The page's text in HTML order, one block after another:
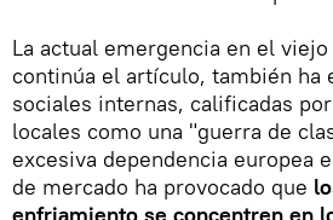
La actual emergencia en el
continúa el artículo, también ha
sociales internas, calificadas
locales como una "guerra de
excesiva dependencia europea
de mercado ha provocado que
enfriamiento se concentren en